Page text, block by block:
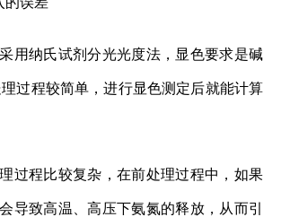
用纳氏试剂分光光度法，显色要求是碱
过程较简单，进行显色测定后就能计算
过程比较复杂，在前处理过程中，如果
导致高温、高压下氨氮的释放，从而引